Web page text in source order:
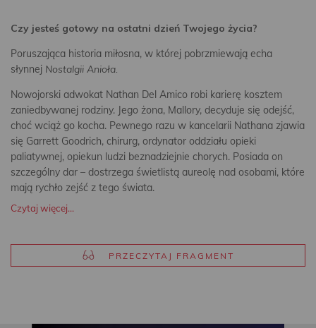
Czy jesteś gotowy na ostatni dzień Twojego życia?
Poruszająca historia miłosna, w której pobrzmiewają echa
słynnej Nostalgii Anioła.
Nowojorski adwokat Nathan Del Amico robi karierę kosztem
zaniedbywanej rodziny. Jego żona, Mallory, decyduje się odejść,
choć wciąż go kocha. Pewnego razu w kancelarii Nathana zjawia
się Garrett Goodrich, chirurg, ordynator oddziału opieki
paliatywnej, opiekun ludzi beznadziejnie chorych. Posiada on
szczególny dar – dostrzega świetlistą aureolę nad osobami, które
mają rychło zejść z tego świata.
Czytaj więcej...
PRZECZYTAJ FRAGMENT